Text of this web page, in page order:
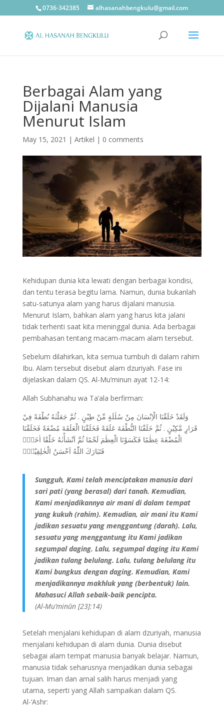
0736-342385 alhasanahbengkulu@gmail.com
Berbagai Alam yang
Dijalani Manusia
Menurut Islam
May 15, 2021 | Artikel | 0 comments
Kehidupan dunia kita lewati dengan berbagai kondisi,
dan tentu terasa begitu lama. Namun, dunia bukanlah
satu-satunya alam yang harus dijalani manusia.
Menurut Islam, bahkan alam yang harus kita jalani
tidak terhenti saat kita meninggal dunia. Ada berbagai
pembahasan tentang macam-macam alam tersebut.
Sebelum dilahirkan, kita semua tumbuh di dalam rahim
Ibu. Alam tersebut disebut alam dzuriyah. Fase ini
dijelaskan dalam QS. Al-Mu’minun ayat 12-14:
Allah Subhanahu wa Ta’ala berfirman:
وَلَقَدْ خَلَقْنَا الْاِنْسَانَ مِنْ سُلٰلَةٍ مِّنْ طِيْنٍ . ثُمَّ جَعَلْنٰهُ نُطْفَةً فِيْ
قَرَارٍ مَّكِيْنٍ . ثُمَّ خَلَقْنَا النُّطْفَةَ عَلَقَةً فَخَلَقْنَا الْعَلَقَةَ مُضْغَةً فَخَلَقْنَا
الْمُضْغَةَ عِظٰمًا فَكَسَوْنَا الْعِظٰمَ لَحْمًا ثُمَّ اَنْشَأْنٰهُ خَلْقًا اٰخَرَۗ
فَتَبَارَكَ اللّٰهُ اَحْسَنُ الْخٰلِقِيْنَۗ
Sungguh, Kami telah menciptakan manusia dari
sari pati (yang berasal) dari tanah. Kemudian,
Kami menjadikannya air mani di dalam tempat
yang kukuh (rahim). Kemudian, air mani itu Kami
jadikan sesuatu yang menggantung (darah). Lalu,
sesuatu yang menggantung itu Kami jadikan
segumpal daging. Lalu, segumpal daging itu Kami
jadikan tulang belulang. Lalu, tulang belulang itu
Kami bungkus dengan daging. Kemudian, Kami
menjadikannya makhluk yang (berbentuk) lain.
Mahasuci Allah sebaik-baik pencipta.
(Al-Mu’minūn [23]:14)
Setelah menjalani kehidupan di alam dzuriyah, manusia
menjalani kehidupan di alam dunia. Dunia disebut
sebagai alam tempat manusia banyak belajar. Namun,
manusia tidak seharusnya menjadikan dunia sebagai
tujuan. Iman dan amal salih harus menjadi yang
utama, seperti yang Allah sampaikan dalam QS.
Al-‘Ashr: